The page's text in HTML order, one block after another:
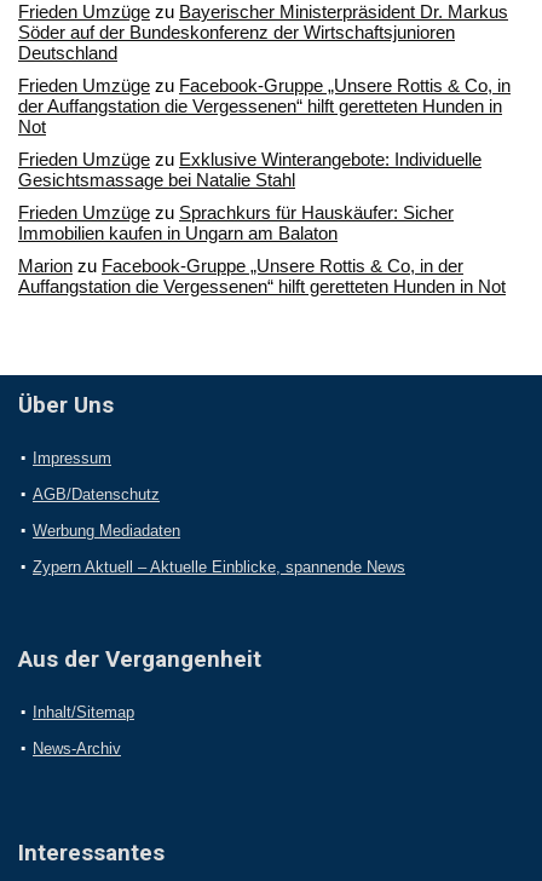
Frieden Umzüge zu Bayerischer Ministerpräsident Dr. Markus
Söder auf der Bundeskonferenz der Wirtschaftsjunioren
Deutschland
Frieden Umzüge zu Facebook-Gruppe „Unsere Rottis & Co, in
der Auffangstation die Vergessenen“ hilft geretteten Hunden in
Not
Frieden Umzüge zu Exklusive Winterangebote: Individuelle
Gesichtsmassage bei Natalie Stahl
Frieden Umzüge zu Sprachkurs für Hauskäufer: Sicher
Immobilien kaufen in Ungarn am Balaton
Marion zu Facebook-Gruppe „Unsere Rottis & Co, in der
Auffangstation die Vergessenen“ hilft geretteten Hunden in Not
Über Uns
Impressum
AGB/Datenschutz
Werbung Mediadaten
Zypern Aktuell – Aktuelle Einblicke, spannende News
Aus der Vergangenheit
Inhalt/Sitemap
News-Archiv
Interessantes